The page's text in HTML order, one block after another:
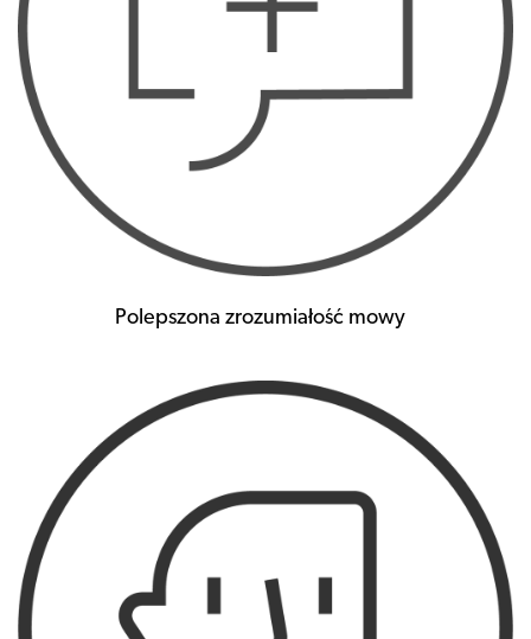
Polepszona zrozumiałość mowy